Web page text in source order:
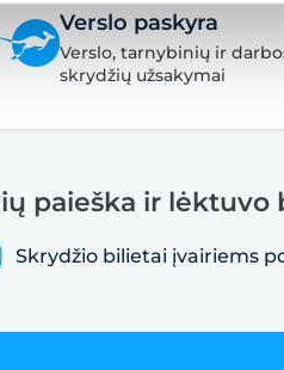
Verslo paskyra
Verslo, tarnybinių ir
skrydžių užsakymai
paieška ir lėktuvo
Skrydžio bilietai įvairiems